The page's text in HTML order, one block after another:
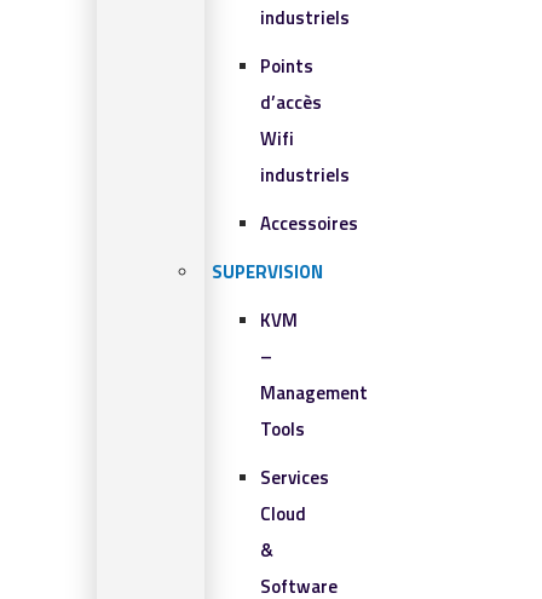
industriels
Points
d’accès
Wifi
industriels
Accessoires
SUPERVISION
KVM
–
Management
Tools
Services
Cloud
&
Software